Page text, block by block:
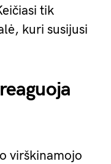
tik
kuri susijusi
virškinamojo